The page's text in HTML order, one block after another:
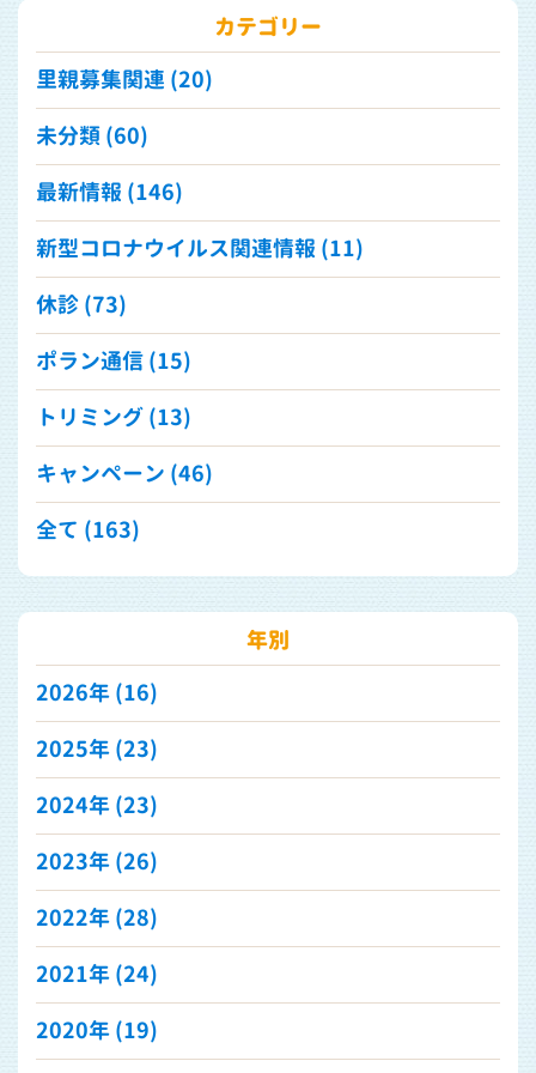
カテゴリー
里親募集関連 (20)
未分類 (60)
最新情報 (146)
新型コロナウイルス関連情報 (11)
休診 (73)
ポラン通信 (15)
トリミング (13)
キャンペーン (46)
全て (163)
年別
2026年 (16)
2025年 (23)
2024年 (23)
2023年 (26)
2022年 (28)
2021年 (24)
2020年 (19)